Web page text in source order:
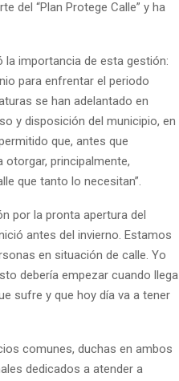
del “Plan Protege Calle” y ha
la importancia de esta gestión:
para enfrentar el periodo
se han adelantado en
y disposición del municipio, en
que, antes que
principalmente,
que tanto lo necesitan”.
por la pronta apertura del
antes del invierno. Estamos
en situación de calle. Yo
debería empezar cuando llega
sufre y que hoy día va a tener
comunes, duchas en ambos
dedicados a atender a